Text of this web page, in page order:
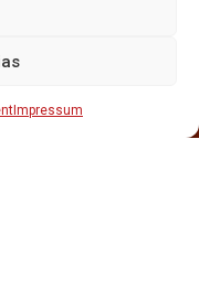
Impressum